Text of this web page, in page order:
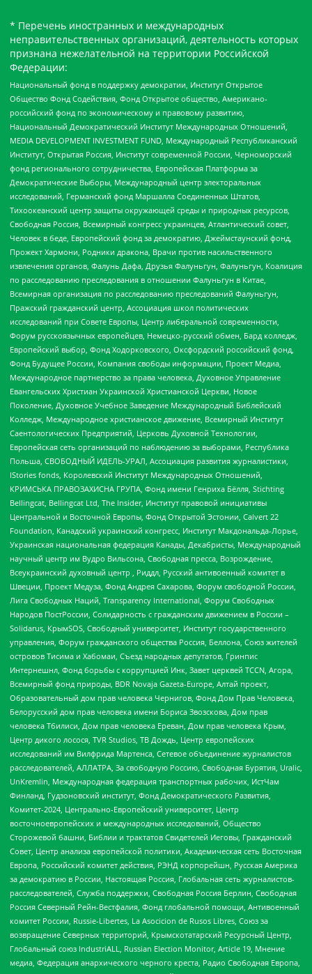
* Перечень иностранных и международных
неправительственных организаций, деятельность которых
признана нежелательной на территории Российской
Федерации:
Национальный фонд в поддержку демократии, Институт Открытое
Общество Фонд Содействия, Фонд Открытое общество, Американо-
российский фонд по экономическому и правовому развитию,
Национальный Демократический Институт Международных Отношений,
MEDIA DEVELOPMENT INVESTMENT FUND, Международный Республиканский
Институт, Открытая Россия, Институт современной России, Черноморский
фонд регионального сотрудничества, Европейская Платформа за
Демократические Выборы, Международный центр электоральных
исследований, Германский фонд Маршалла Соединенных Штатов,
Тихоокеанский центр защиты окружающей среды и природных ресурсов,
Свободная Россия, Всемирный конгресс украинцев, Атлантический совет,
Человек в беде, Европейский фонд за демократию, Джеймстаунский фонд,
Прожект Хармони, Родники дракона, Врачи против насильственного
извлечения органов, Фалунь Дафа, Друзья Фалуньгун, Фалуньгун, Коалиция
по расследованию преследования в отношении Фалуньгун в Китае,
Всемирная организация по расследованию преследований Фалуньгун,
Пражский гражданский центр, Ассоциация школ политических
исследований при Совете Европы, Центр либеральной современности,
Форум русскоязычных европейцев, Немецко-русский обмен, Бард колледж,
Европейский выбор, Фонд Ходорковского, Оксфордский российский фонд,
Фонд Будущее России, Компания свободы информации, Проект Медиа,
Международное партнерство за права человека, Духовное Управление
Евангельских Христиан Украинской Христианской Церкви, Новое
Поколение, Духовное Учебное Заведение Международный Библейский
Колледж, Международное христианское движение, Всемирный Институт
Саентологических Предприятий, Церковь Духовной Технологии,
Европейская сеть организаций по наблюдению за выборами, Республика
Польша, СВОБОДНЫЙ ИДЕЛЬ-УРАЛ, Ассоциация развития журналистики,
IStories fonds, Королевский Институт Международных Отношений,
КРИМСЬКА ПРАВОЗАХИСНА ГРУПА, Фонд имени Генриха Бёлля, Stichting
Bellingcat, Bellingcat Ltd, The Insider, Институт правовой инициативы
Центральной и Восточной Европы, Фонд Открытой Эстонии, Calvert 22
Foundation, Канадский украинский конгресс, Институт Макдональда-Лорье,
Украинская национальная федерация Канады, Декабристы, Международный
научный центр им Вудро Вильсона, Свободная пресса, Возрождение,
Всеукраинский духовный центр , Риддл, Русский антивоенный комитет в
Швеции, Проект Медуза, Фонд Андрея Сахарова, Форум свободной России,
Лига Свободных Наций, Transparеncy International, Форум Свободных
Народов ПостРоссии, Солидарность с гражданским движением в России –
Solidarus, КрымSOS, Свободный университет, Институт государственного
управления, Форум гражданского общества Россия, Беллона, Союз жителей
островов Тисима и Хабомаи, Съезд народных депутатов, Гринпис
Интернешнл, Фонд борьбы с коррупцией Инк, Завет церквей TCCN, Агора,
Всемирный фонд природы, BDR Novaja Gazeta-Europe, Алтай проект,
Образовательный дом прав человека Чернигов, Фонд Дом Прав Человека,
Белорусский дом прав человека имени Бориса Звозскова, Дом прав
человека Тбилиси, Дом прав человека Ереван, Дом прав человека Крым,
Центр дикого лосося, TVR Studios, ТВ Дождь, Центр европейских
исследований им Вилфрида Мартенса, Сетевое объединение журналистов
расследователей, АЛЛАТРА, За свободную Россию, Свободная Бурятия, Uralic,
UnKremlin, Международная федерация транспортных рабочих, ИстЧам
Финланд, Гудзоновский институт, Фонд Демократического Развития,
Комитет-2024, Центрально-Европейский университет, Центр
восточноевропейских и международных исследований, Общество
Сторожевой башни, Библии и трактатов Свидетелей Иеговы, Гражданский
Совет, Центр анализа европейской политики, Академическая сеть Восточная
Европа, Российский комитет действия, РЭНД корпорейшн, Русская Америка
за демократию в России, Настоящая Россия, Глобальная сеть журналистов-
расследователей, Служба поддержки, Свободная Россия Берлин, Свободная
Россия Северный Рейн-Вестфалия, Фонд глобальной помощи, Антивоенный
комитет России, Russie-Libertes, La Asocicion de Rusos Libres, Союз за
возвращение Северных территорий, Крымскотатарский Ресурсный Центр,
Глобальный союз IndustriALL, Russian Election Monitor, Article 19, Мнение
медиа, Федерация анархического черного креста, Радио Свободная Европа,